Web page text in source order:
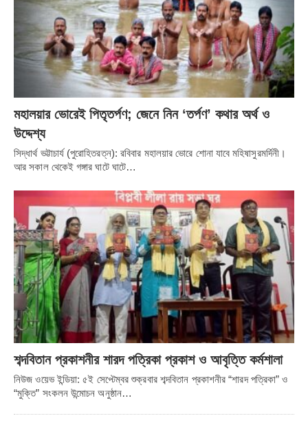
মহালয়ার ভোরেই পিতৃতর্পণ; জেনে নিন ‘তর্পণ’ কথার অর্থ ও
উদ্দেশ্য
সিদ্ধার্থ ভট্টাচার্য (পুরোহিতরত্ন): রবিবার মহালয়ার ভোরে শোনা যাবে মহিষাসুরমর্দিনী।
আর সকাল থেকেই গঙ্গার ঘাটে ঘাটে…
শব্দবিতান প্রকাশনীর শারদ পত্রিকা প্রকাশ ও আবৃত্তি কর্মশালা
নিউজ ওয়েভ ইন্ডিয়া: ৫ই সেপ্টেম্বর শুক্রবার শব্দবিতান প্রকাশনীর “শারদ পত্রিকা” ও
“মুক্তি” সংকলন উন্মোচন অনুষ্ঠান…